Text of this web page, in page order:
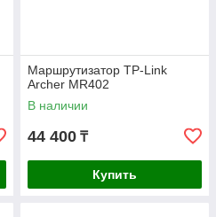
Маршрутизатор TP-Link
Archer MR402
В наличии
44 400 ₸
Купить